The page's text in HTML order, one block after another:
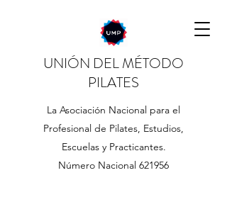
UNIÓN DEL MÉTODO
PILATES
La Asociación Nacional para el
Profesional de Pilates, Estudios,
Escuelas y Practicantes.
Número Nacional 621956